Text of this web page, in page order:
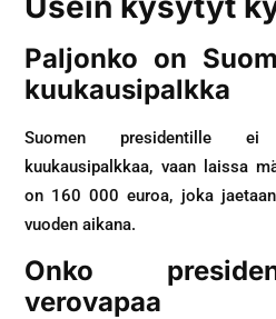
Paljonko on
kuukausipalkka
Suomen presidentille ei
kuukausipalkkaa, vaan laissa
on 160 000 euroa, joka
vuoden aikana.
Onko
verovapaa